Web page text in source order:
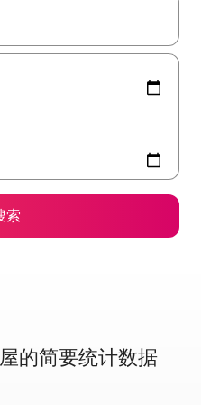
键查看，或通过点击或滑动手势
索
的简要统计数据